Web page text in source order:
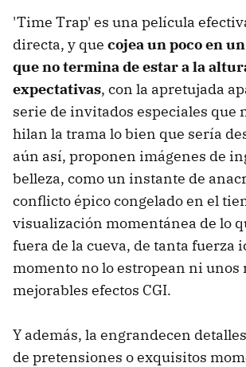
'Time Trap' es una película
directa, y que cojea un poco en
que no termina de estar a la
expectativas, con la apretujada
serie de invitados especiales que
hilan la trama lo bien que sería
aún así, proponen imágenes de
belleza, como un instante de
conflicto épico congelado en el
visualización momentánea de lo
fuera de la cueva, de tanta fuerza
momento no lo estropean ni unos
mejorables efectos CGI.
Y además, la engrandecen
de pretensiones o exquisitos